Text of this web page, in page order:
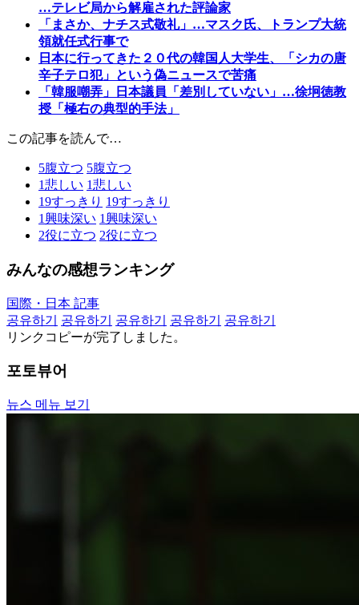
…テレビ局から解雇された評論家
「まさか、ナチス式敬礼」…マスク氏、トランプ大統
領就任式行事で
日本に行ってきた２０代の韓国人大学生、「シカの唐
辛子テロ犯」という偽ニュースで苦痛
「韓服嘲弄」日本議員「差別していない」…徐坰徳教
授「極右の典型的手法」
この記事を読んで…
5腹立つ 5腹立つ
1悲しい 1悲しい
19すっきり 19すっきり
1興味深い 1興味深い
2役に立つ 2役に立つ
みんなの感想ランキング
国際・日本 記事
공유하기
공유하기 공유하기 공유하기
공유하기
リンクコピーが完了しました。
포토뷰어
뉴스 메뉴 보기